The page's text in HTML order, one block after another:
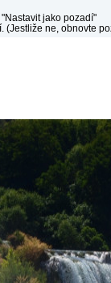
jako pozadí"
(Jestliže ne, obnovte